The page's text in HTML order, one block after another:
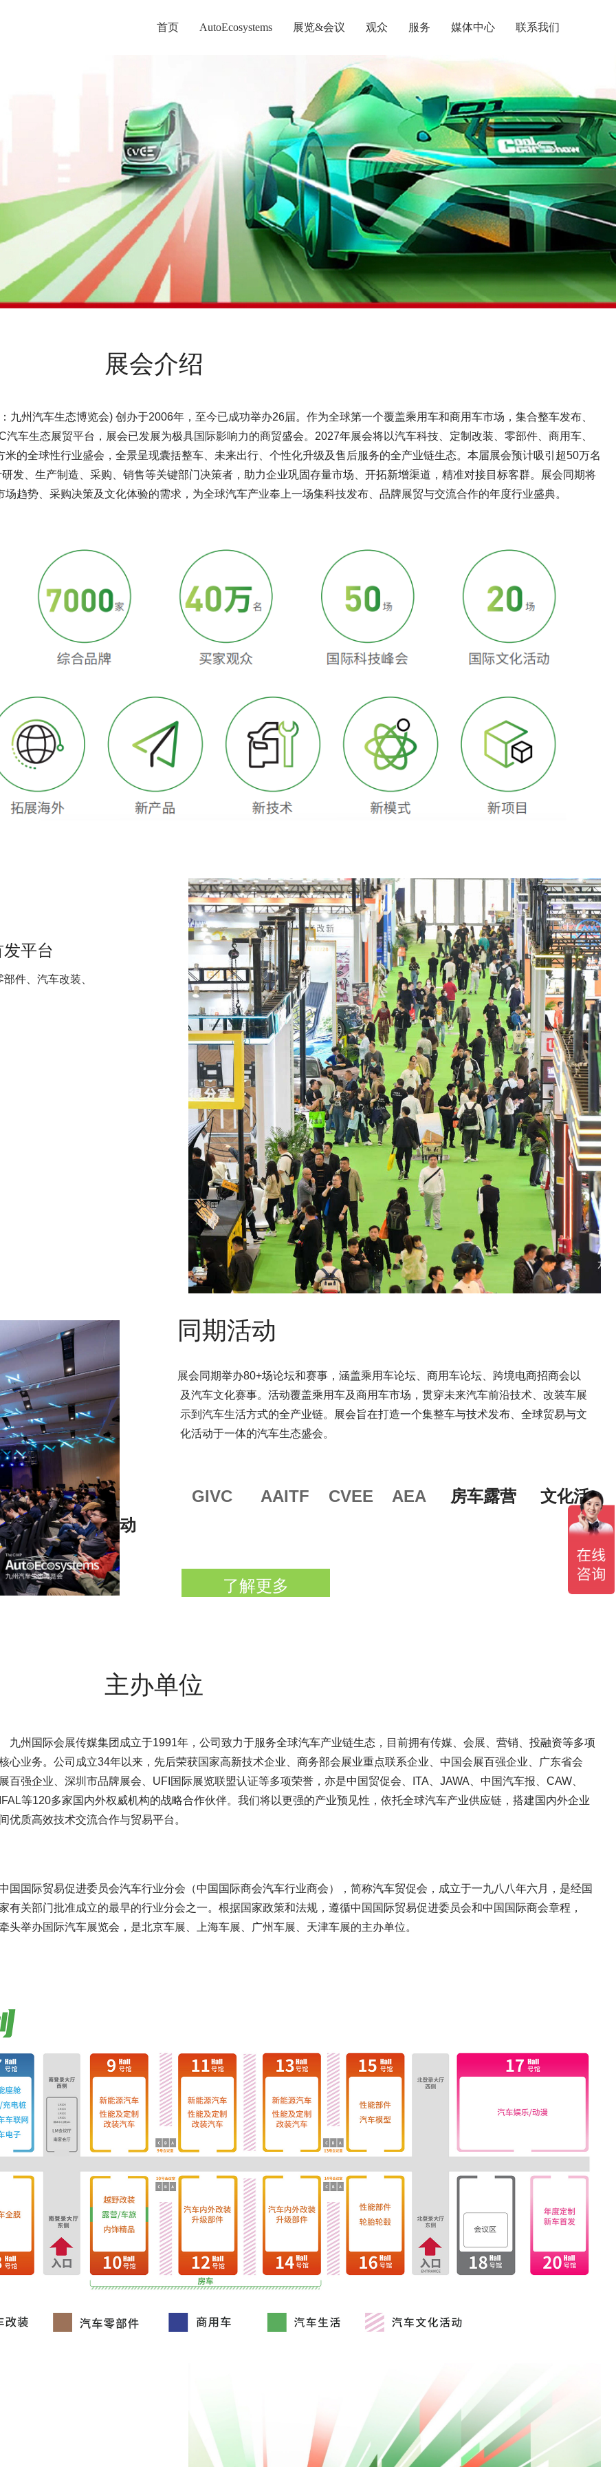
首页 AutoEcosystems 展览&会议 观众 服务 媒体中心 联系我们
展会介绍
州汽车生态博览会) 创办于2006年，至今已成功举办26届。作为全球第一个覆盖乘用车和商用车市场，集合整车发布、
车生态展贸平台，展会已发展为极具国际影响力的商贸盛会。2027年展会将以汽车科技、定制改装、零部件、商用车、
的全球性行业盛会，全景呈现囊括整车、未来出行、个性化升级及售后服务的全产业链生态。本届展会预计吸引超50万名
发、生产制造、采购、销售等关键部门决策者，助力企业巩固存量市场、开拓新增渠道，精准对接目标客群。展会同期将
趋势、采购决策及文化体验的需求，为全球汽车产业奉上一场集科技发布、品牌展贸与交流合作的年度行业盛典。
平台
件、汽车改装、
同期活动
展会同期举办80+场论坛和赛事，涵盖乘用车论坛、商用车论坛、跨境电商招商会以
及汽车文化赛事。活动覆盖乘用车及商用车市场，贯穿未来汽车前沿技术、改装车展
示到汽车生活方式的全产业链。展会旨在打造一个集整车与技术发布、全球贸易与文
化活动于一体的汽车生态盛会。
GIVC AAITF CVEE AEA 房车露营 文化活
动
了解更多
主办单位
九州国际会展传媒集团成立于1991年，公司致力于服务全球汽车产业链生态，目前拥有传媒、会展、营销、投融资等多项
成立34年以来，先后荣获国家高新技术企业、商务部会展业重点联系企业、中国会展百强企业、广东省会
市品牌展会、UFI国际展览联盟认证等多项荣誉，亦是中国贸促会、ITA、JAWA、中国汽车报、CAW、
内外权威机构的战略合作伙伴。我们将以更强的产业预见性，依托全球汽车产业供应链，搭建国内外企业
术交流合作与贸易平台。
委员会汽车行业分会（中国国际商会汽车行业商会），简称汽车贸促会，成立于一九八八年六月，是经国
立的最早的行业分会之一。根据国家政策和法规，遵循中国国际贸易促进委员会和中国国际商会章程，
头举办国际汽车展览会，是北京车展、上海车展、广州车展、天津车展的主办单位。